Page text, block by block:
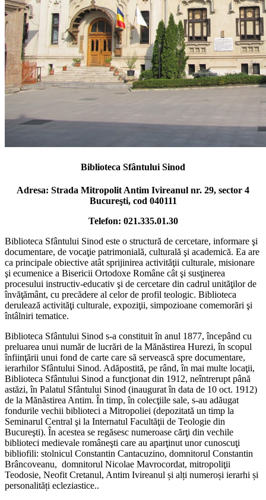
Biblioteca Sfântului Sinod
Adresa: Strada Mitropolit Antim Ivireanul nr. 29, sector 4
Bucureşti, cod 040111
Telefon: 021.335.01.30
Biblioteca Sfântului Sinod este o structură de cercetare, informare şi
documentare, de vocaţie patrimonială, culturală şi academică. Ea are
ca principale obiective atât sprijinirea activităţii culturale, misionare
şi ecumenice a Bisericii Ortodoxe Române cât şi susţinerea
procesului instructiv-educativ şi de cercetare din cadrul unităţilor de
învăţământ, cu precădere al celor de profil teologic. Biblioteca
derulează activităţi culturale, expoziţii, simpozioane comemorări şi
întâlniri tematice.
Biblioteca Sfântului Sinod s-a constituit în anul 1877, începând cu
preluarea unui număr de lucrări de la Mănăstirea Hurezi, în scopul
înfiinţării unui fond de carte care să servească spre documentare,
ierarhilor Sfântului Sinod. Adăpostită, pe rând, în mai multe locaţii,
Biblioteca Sfântului Sinod a funcţionat din 1912, neîntrerupt până
astăzi, în Palatul Sfântului Sinod (inaugurat în data de 10 oct. 1912)
de la Mănăstirea Antim. În timp, în colecţiile sale, s-au adăugat
fondurile vechii biblioteci a Mitropoliei (depozitată un timp la
Seminarul Central şi la Internatul Facultăţii de Teologie din
Bucureşti). În acestea se regăsesc numeroase cărţi din vechile
biblioteci medievale româneşti care au aparţinut unor cunoscuţi
bibliofili: stolnicul Constantin Cantacuzino, domnitorul Constantin
Brâncoveanu, domnitorul Nicolae Mavrocordat, mitropoliţii
Teodosie, Neofit Cretanul, Antim Ivireanul și alți numeroși ierarhi și
personalități ecleziastice..